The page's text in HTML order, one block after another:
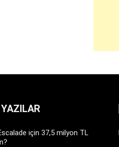
için 37,5 milyon TL